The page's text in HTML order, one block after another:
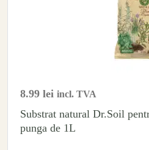
8.99 lei incl. TVA
Substrat natural Dr.Soil
punga de 1L